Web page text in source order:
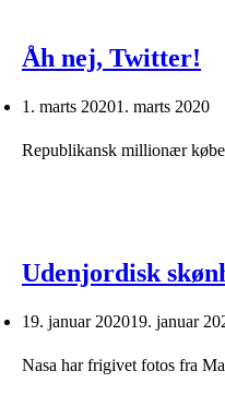
Åh nej, Twitter!
1. marts 20201. marts 2020
Republikansk millionær
Udenjordisk
19. januar 202019. januar
Nasa har frigivet fotos fra